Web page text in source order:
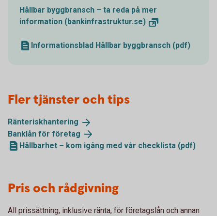
Hållbar byggbransch – ta reda på mer
information (bankinfrastruktur.se)
Informationsblad Hållbar byggbransch (pdf)
Fler tjänster och tips
Ränteriskhantering
Banklån för företag
Hållbarhet – kom igång med vår checklista (pdf)
Pris och rådgivning
All prissättning, inklusive ränta, för företagslån och annan